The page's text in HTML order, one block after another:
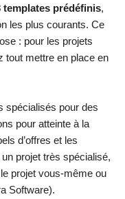
templates prédéfinis,
les plus courants. Ce
: pour les projets
tout mettre en place en
spécialisés pour des
pour atteinte à la
d’offres et les
projet très spécialisé,
projet vous-même ou
Software).